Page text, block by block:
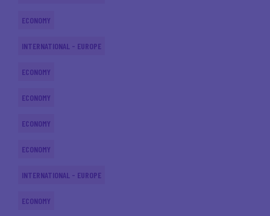
ECONOMY
INTERNATIONAL - EUROPE
ECONOMY
ECONOMY
ECONOMY
ECONOMY
INTERNATIONAL - EUROPE
ECONOMY